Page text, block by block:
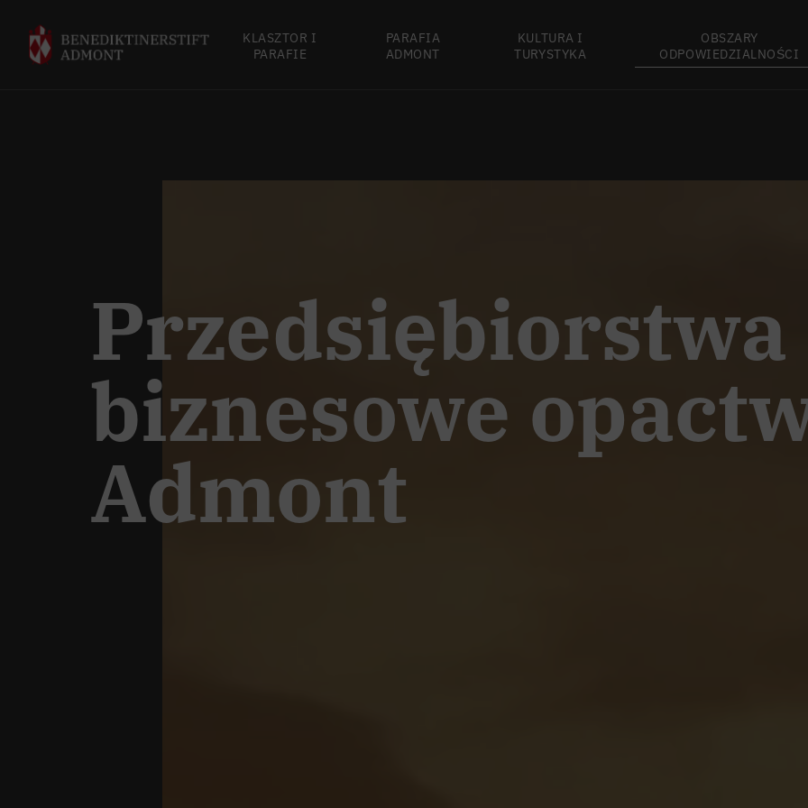
KLASZTOR I
PARAFIE
PARAFIA
ADMONT
KULTURA I
TURYSTYKA
OBSZARY
ODPOWIEDZIALNOŚCI
Przedsiębiorstwa
biznesowe
Admont